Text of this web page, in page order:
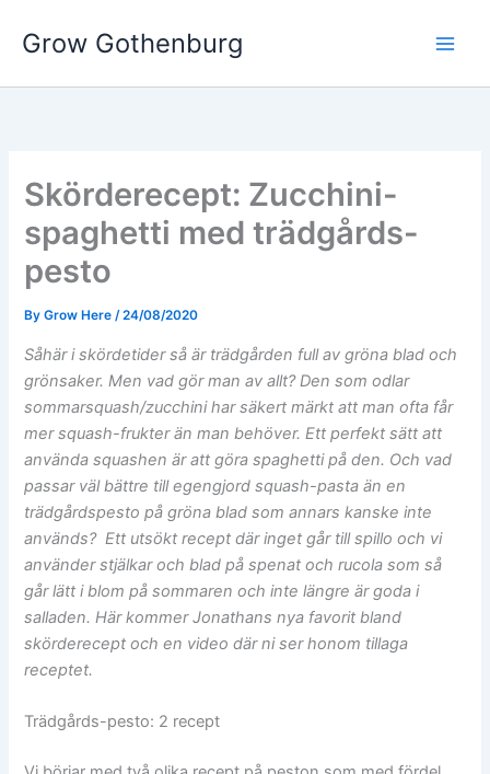
Grow Gothenburg
Skörderecept: Zucchini-
spaghetti med trädgårds-
pesto
ByGrow Here/24/08/2020
Såhär i skördetider så är trädgården full av gröna blad och
grönsaker. Men vad gör man av allt? Den som odlar
sommarsquash/zucchini har säkert märkt att man ofta får
mer squash-frukter än man behöver. Ett perfekt sätt att
använda squashen är att göra spaghetti på den. Och vad
passar väl bättre till egengjord squash-pasta än en
trädgårdspesto på gröna blad som annars kanske inte
används? Ett utsökt recept där inget går till spillo och vi
använder stjälkar och blad på spenat och rucola som så
går lätt i blom på sommaren och inte längre är goda i
salladen. Här kommer Jonathans nya favorit bland
skörderecept och en video där ni ser honom tillaga
receptet.
Trädgårds-pesto: 2 recept